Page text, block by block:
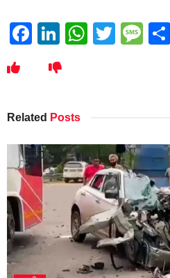
Facebook
LinkedInTwitter
Related Posts